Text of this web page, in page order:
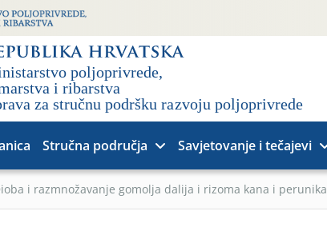
Stručna područja Savjetovanje i tečajevi
i razmnožavanje gomolja dalija i rizoma kana i perunika